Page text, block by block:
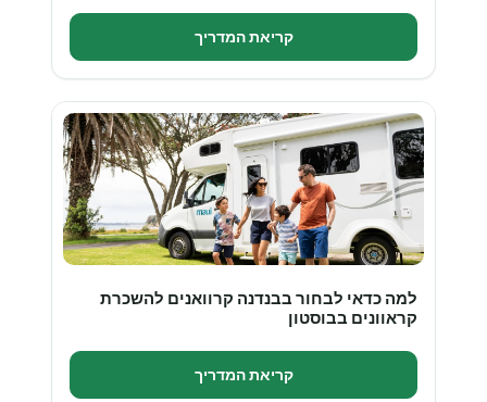
קריאת המדריך
למה כדאי לבחור בבנדנה קרוואנים להשכרת
קראוונים בבוסטון
קריאת המדריך